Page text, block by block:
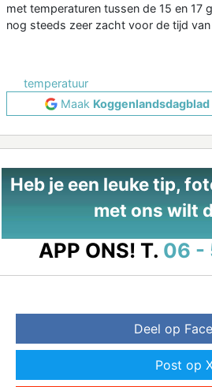
met temperaturen tussen de 15 en 17
nog steeds zeer zacht voor de tijd van
temperatuur
Maak Koggenlandsdagblad
Heb je een leuke tip,
met ons wilt
APP ONS! T. 06 -
Deel op
Post op